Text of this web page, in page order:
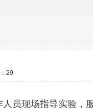
29
员现场指导实验，